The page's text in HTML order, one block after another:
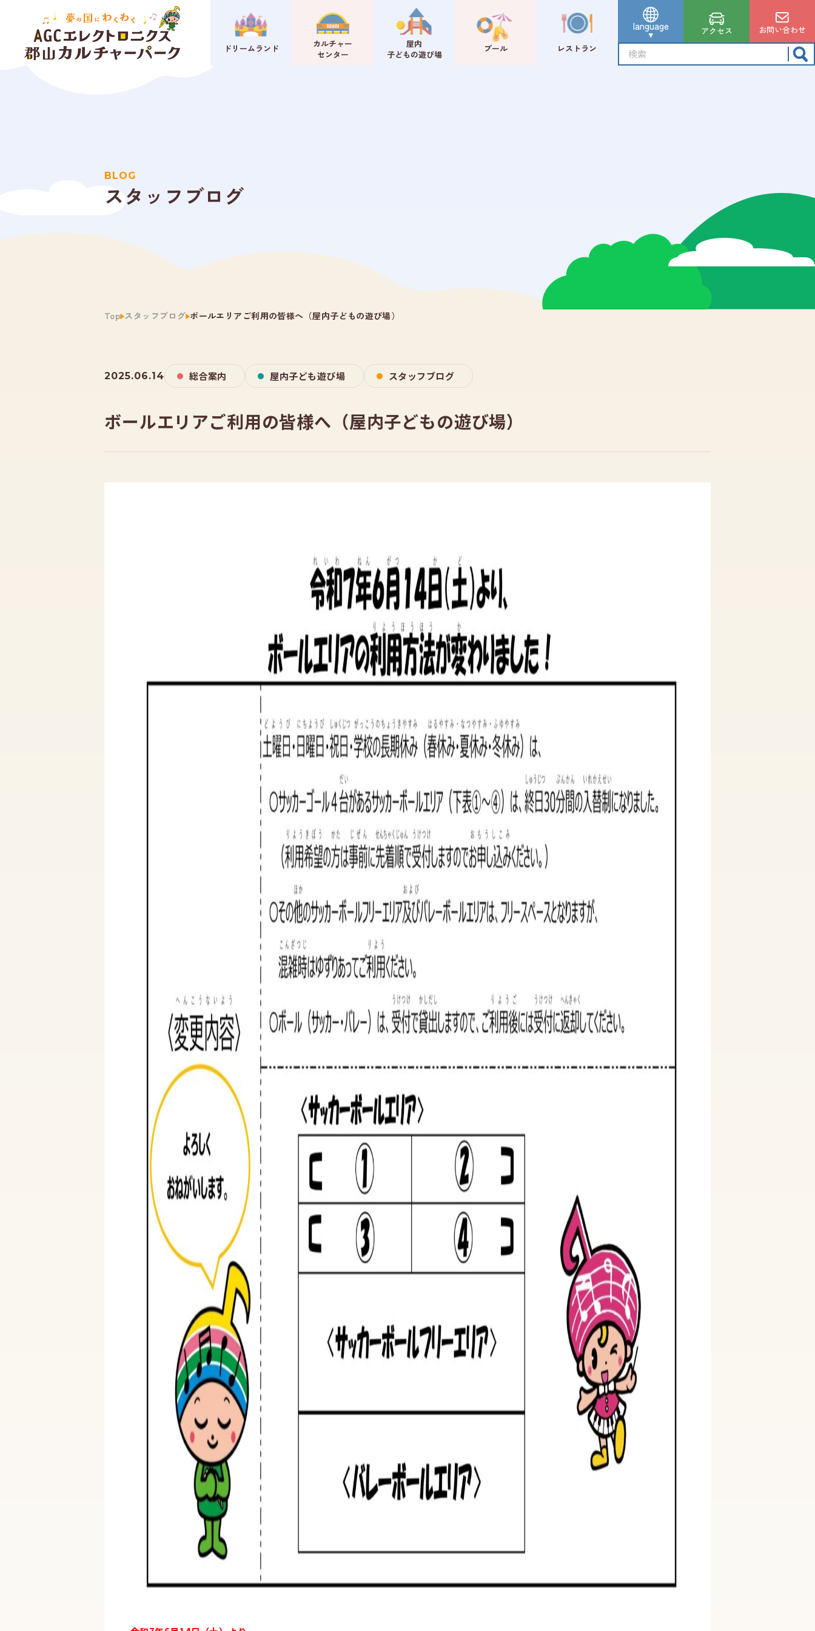
ドリームランド
カルチャー
センター
屋内
子どもの遊び場
プール レストラン
language アクセス お問い合わせ
BLOG
スタッフブログ
Top スタッフブログ ボールエリアご利用の皆様へ（屋内子どもの遊び場）
2025.06.14 総合案内 屋内子ども遊び場 スタッフブログ
ボールエリアご利用の皆様へ（屋内子どもの遊び場）